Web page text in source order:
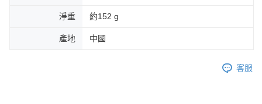
淨重 約152 g
產地 中國
客服